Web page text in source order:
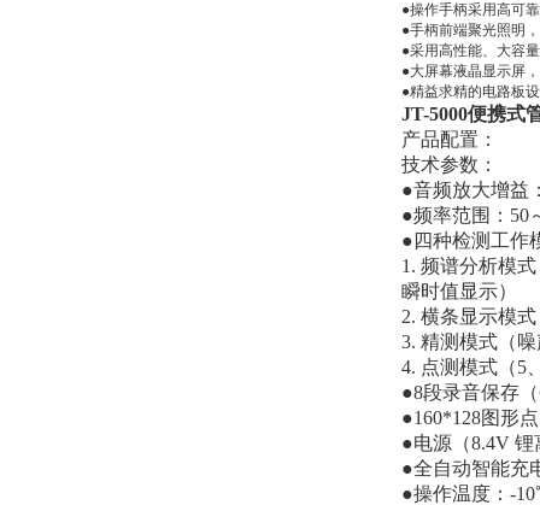
●操作手柄采用高可
●手柄前端聚光照明
●采用高性能、大容
●大屏幕液晶显示屏
●精益求精的电路板
JT-5000便携式
产品配置：
技术参数：
●音频放大增益
●频率范围：50
●四种检测工作
1. 频谱分析模
瞬时值显示）
2. 横条显示模
3. 精测模式（
4. 点测模式（5
●8段录音保存
●160*128图形
●电源（8.4V
●全自动智能充
●操作温度：-